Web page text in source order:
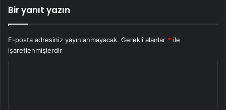
Bir yanıt yazın
E-posta adresiniz yayınlanmayacak. Gerekli alanlar * ile
işaretlenmişlerdir